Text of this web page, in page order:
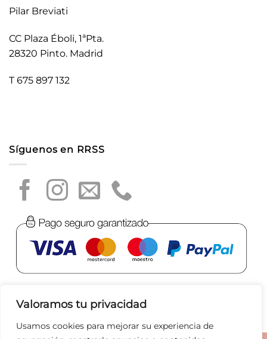
Valoramos tu privacidad
Usamos cookies para mejorar su experiencia de
Pilar Breviati
CC Plaza Éboli, 1ªPta.
28320 Pinto. Madrid
T 675 897 132
Síguenos en RRSS